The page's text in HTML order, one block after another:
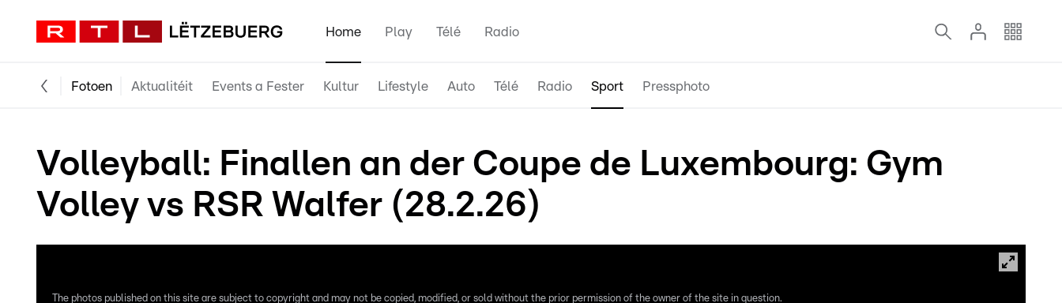
Home Play Télé Radio
Fotoen Aktualitéit Events a Fester Kultur Lifestyle Auto Télé Radio Sport Pressphoto
Volleyball: Finallen an der Coupe de Luxembourg: Gym
Volley vs RSR Walfer (28.2.26)
The photos published on this site are subject to copyright and may not be copied, modified, or sold without the prior permission of the owner of the site in question.